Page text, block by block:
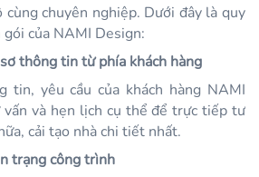
chuyên nghiệp. Dưới đây là quy
của NAMI Design:
thông tin từ phía khách hàng
tin, yêu cầu của khách hàng NAMI
và hẹn lịch cụ thể để trực tiếp tư
cải tạo nhà chi tiết nhất.
trạng công trình